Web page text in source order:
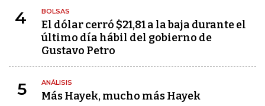
4 BOLSAS
El dólar cerró $21,81 a la baja durante el
último día hábil del gobierno de
Gustavo Petro
5 ANÁLISIS
Más Hayek, mucho más Hayek